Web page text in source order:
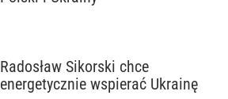
Radosław Sikorski chce
energetycznie wspierać Ukrainę